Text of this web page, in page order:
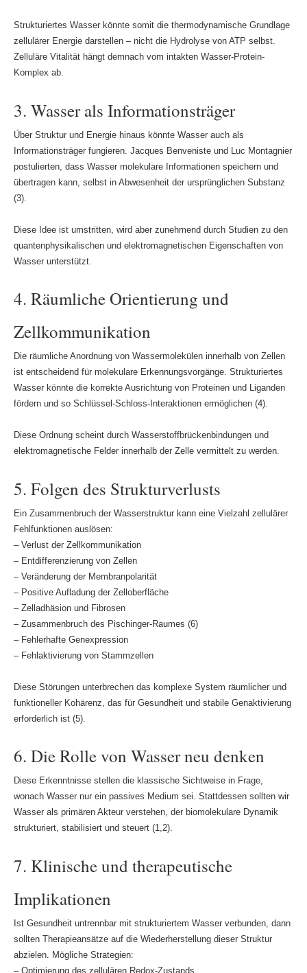
Strukturiertes Wasser könnte somit die thermodynamische Grundlage
zellulärer Energie darstellen – nicht die Hydrolyse von ATP selbst.
Zelluläre Vitalität hängt demnach vom intakten Wasser-Protein-
Komplex ab.
3. Wasser als Informationsträger
Über Struktur und Energie hinaus könnte Wasser auch als
Informationsträger fungieren. Jacques Benveniste und Luc Montagnier
postulierten, dass Wasser molekulare Informationen speichern und
übertragen kann, selbst in Abwesenheit der ursprünglichen Substanz
(3).
Diese Idee ist umstritten, wird aber zunehmend durch Studien zu den
quantenphysikalischen und elektromagnetischen Eigenschaften von
Wasser unterstützt.
4. Räumliche Orientierung und
Zellkommunikation
Die räumliche Anordnung von Wassermolekülen innerhalb von Zellen
ist entscheidend für molekulare Erkennungsvorgänge. Strukturiertes
Wasser könnte die korrekte Ausrichtung von Proteinen und Liganden
fördern und so Schlüssel-Schloss-Interaktionen ermöglichen (4).
Diese Ordnung scheint durch Wasserstoffbrückenbindungen und
elektromagnetische Felder innerhalb der Zelle vermittelt zu werden.
5. Folgen des Strukturverlusts
Ein Zusammenbruch der Wasserstruktur kann eine Vielzahl zellulärer
Fehlfunktionen auslösen:
– Verlust der Zellkommunikation
– Entdifferenzierung von Zellen
– Veränderung der Membranpolarität
– Positive Aufladung der Zelloberfläche
– Zelladhäsion und Fibrosen
– Zusammenbruch des Pischinger-Raumes (6)
– Fehlerhafte Genexpression
– Fehlaktivierung von Stammzellen
Diese Störungen unterbrechen das komplexe System räumlicher und
funktioneller Kohärenz, das für Gesundheit und stabile Genaktivierung
erforderlich ist (5).
6. Die Rolle von Wasser neu denken
Diese Erkenntnisse stellen die klassische Sichtweise in Frage,
wonach Wasser nur ein passives Medium sei. Stattdessen sollten wir
Wasser als primären Akteur verstehen, der biomolekulare Dynamik
strukturiert, stabilisiert und steuert (1,2).
7. Klinische und therapeutische
Implikationen
Ist Gesundheit untrennbar mit strukturiertem Wasser verbunden, dann
sollten Therapieansätze auf die Wiederherstellung dieser Struktur
abzielen. Mögliche Strategien:
– Optimierung des zellulären Redox-Zustands